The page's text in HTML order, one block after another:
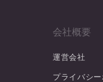
会社概要
運営会社
プライバシ